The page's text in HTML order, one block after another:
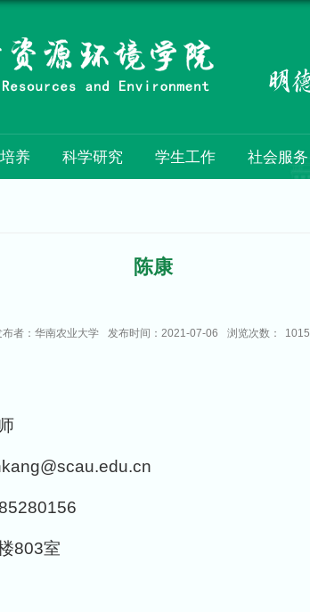
养 科学研究 学生工作 社会服务
陈康
布者：华南农业大学 发布时间：2021-07-06 浏览次数： 1015
803室